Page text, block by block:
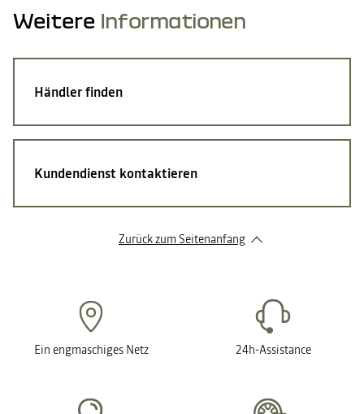
Weitere Informationen
Händler finden
Kundendienst kontaktieren
Zurück zum Seitenanfang
Ein engmaschiges Netz 24h-Assistance